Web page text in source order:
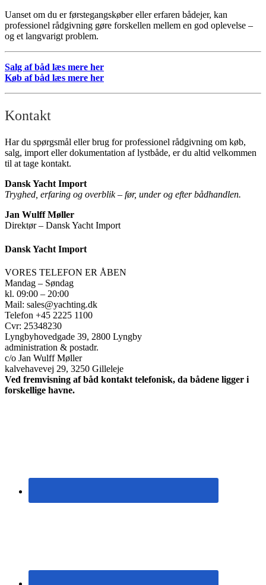
Uanset om du er førstegangskøber eller erfaren bådejer, kan
professionel rådgivning gøre forskellen mellem en god oplevelse –
og et langvarigt problem.
Salg af båd læs mere her
Køb af båd læs mere her
Kontakt
Har du spørgsmål eller brug for professionel rådgivning om køb,
salg, import eller dokumentation af lystbåde, er du altid velkommen
til at tage kontakt.
Dansk Yacht Import
Tryghed, erfaring og overblik – før, under og efter bådhandlen.
Jan Wulff Møller
Direktør – Dansk Yacht Import
Dansk Yacht Import
VORES TELEFON ER ÅBEN
Mandag – Søndag
kl. 09:00 – 20:00
Mail: sales@yachting.dk
Telefon +45 2225 1100
Cvr: 25348230
Lyngbyhovedgade 39, 2800 Lyngby
administration & postadr.
c/o Jan Wulff Møller
kalvehavevej 29, 3250 Gilleleje
Ved fremvisning af båd kontakt telefonisk, da bådene ligger i
forskellige havne.